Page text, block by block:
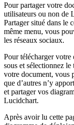
Pour partager votre
utilisateurs ou non de
Partager situé dans le
même menu, vous
les réseaux sociaux.
Pour télécharger
sous et sélectionnez
votre document, vous
que d’autres n’y
et partager vos
Lucidchart.
Après avoir lu cette